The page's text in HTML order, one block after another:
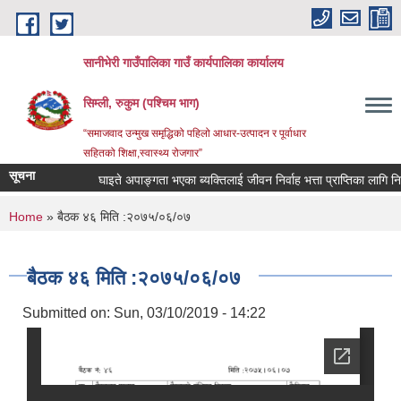
Skip to main content
सानीभेरी गाउँपालिका गाउँ कार्यपालिका कार्यालय
सिम्ली, रुकुम (पश्चिम भाग)
“समाजवाद उन्मुख समृद्धिको पहिलो आधार-उत्पादन र पूर्वाधार
सहितको शिक्षा,स्वास्थ्य रोजगार”
सूचना घाइते अपाङ्गता भएका ब्यक्तिलाई जीवन निर्वाह भत्ता प्राप्तिका लागि
You are here
Home » बैठक ४६ मिति :२०७५/०६/०७
बैठक ४६ मिति :२०७५/०६/०७
Submitted on: Sun, 03/10/2019 - 14:22